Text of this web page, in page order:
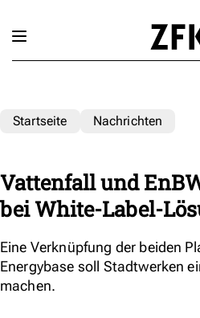
Startseite Nachrichten
Vattenfall und
bei White-Label-
Eine Verknüpfung der beiden
Energybase soll Stadtwerken
machen.